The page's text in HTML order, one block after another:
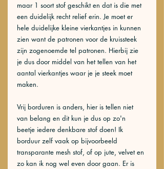
maar 1 soort stof geschikt en dat is die met
een duidelijk recht relief erin. Je moet er
hele duidelijke kleine vierkantjes in kunnen
zien want de patronen voor de kruissteek
zijn zogenoemde tel patronen. Hierbij zie
je dus door middel van het tellen van het
aantal vierkantjes waar je je steek moet
maken.
Vrij borduren is anders, hier is tellen niet
van belang en dit kun je dus op zo'n
beetje iedere denkbare stof doen! Ik
borduur zelf vaak op bijvoorbeeld
transparante mesh stof, of op jute, velvet en
zo kan ik nog wel even door gaan. Er is